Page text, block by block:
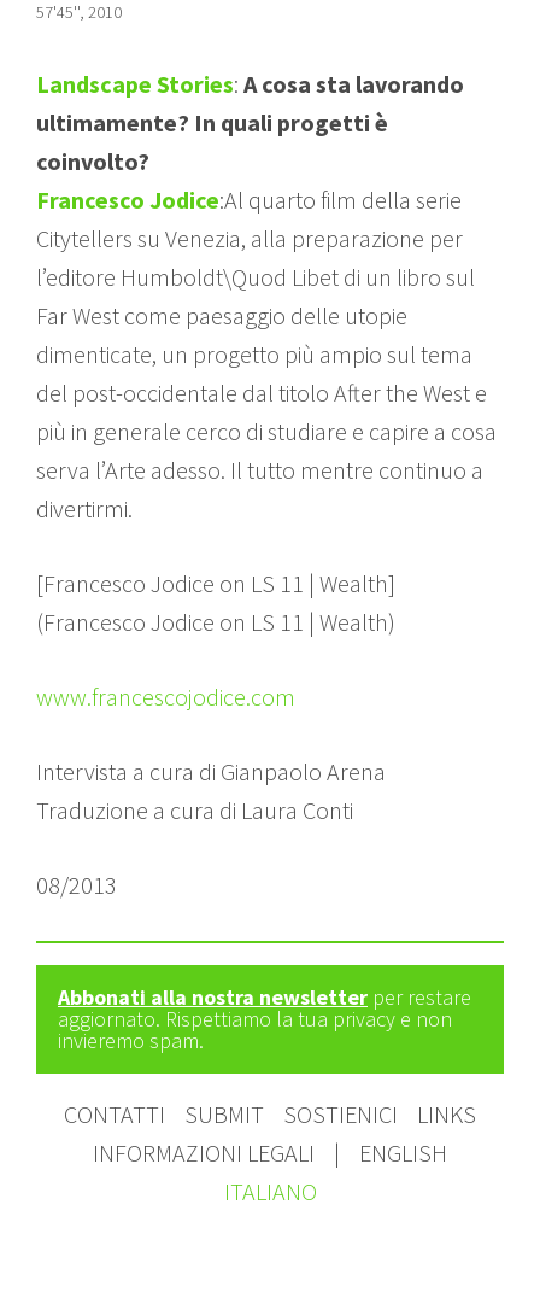
57'45'', 2010
Landscape Stories: A cosa sta lavorando
ultimamente? In quali progetti è
coinvolto?
Francesco Jodice:Al quarto film della serie
Citytellers su Venezia, alla preparazione per
l’editore Humboldt\Quod Libet di un libro sul
Far West come paesaggio delle utopie
dimenticate, un progetto più ampio sul tema
del post-occidentale dal titolo After the West e
più in generale cerco di studiare e capire a cosa
serva l’Arte adesso. Il tutto mentre continuo a
divertirmi.
[Francesco Jodice on LS 11 | Wealth]
(Francesco Jodice on LS 11 | Wealth)
www.francescojodice.com
Intervista a cura di Gianpaolo Arena
Traduzione a cura di Laura Conti
08/2013
Abbonati alla nostra newsletter per restare
aggiornato. Rispettiamo la tua privacy e non
invieremo spam.
CONTATTI SUBMIT SOSTIENICI
LINKS
INFORMAZIONI LEGALI
|
ENGLISH
ITALIANO